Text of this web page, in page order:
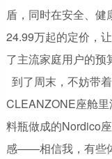
盾，同时在安全、健
24.99万起的定价，
了主流家庭用户的预
到了周末，不妨带
CLEANZONE座舱
料瓶做成的Nordico
感——相信我，有些